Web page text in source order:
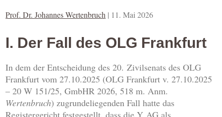
Prof. Dr. Johannes Wertenbruch | 11. Mai 2026
I. Der Fall des OLG Frankfurt
In dem der Entscheidung des 20. Zivilsenats des OLG
Frankfurt vom 27.10.2025 (OLG Frankfurt v. 27.10.2025
– 20 W 151/25, GmbHR 2026, 518 m. Anm.
Wertenbruch) zugrundeliegenden Fall hatte das